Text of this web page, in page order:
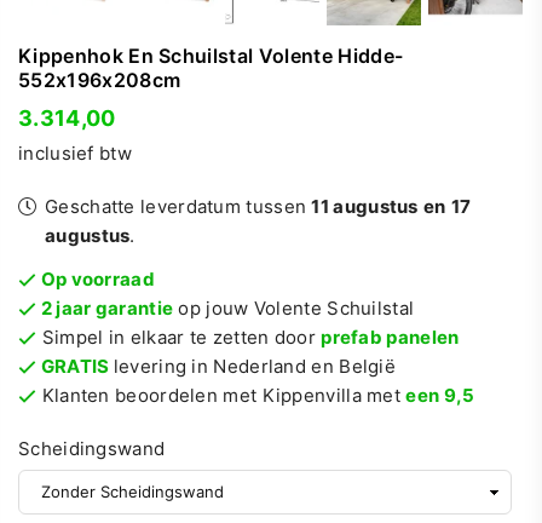
Kippenhok En Schuilstal Volente Hidde-
552x196x208cm
Normale
prijs
3.314,00
inclusief btw
Geschatte leverdatum tussen11 augustus en 17
augustus.
Op voorraad
2 jaar garantie op jouw Volente Schuilstal
Simpel in elkaar te zetten doorprefab panelen
GRATIS levering in Nederland en België
Klanten beoordelen met Kippenvilla meteen 9,5
Scheidingswand